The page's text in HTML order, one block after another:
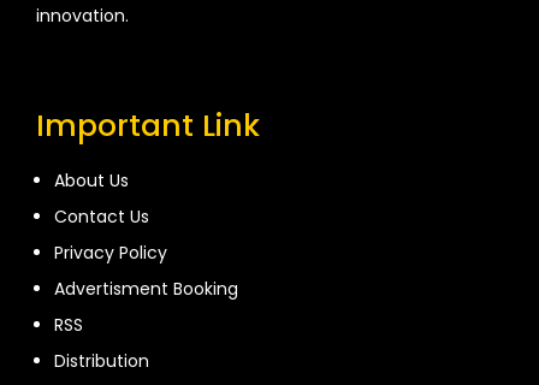
innovation.
Important Link
About Us
Contact Us
Privacy Policy
Advertisment Booking
RSS
Distribution